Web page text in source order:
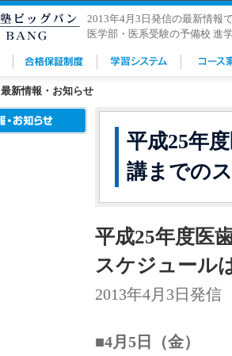
2013年4月3日発信の最新情報
医学部・医系受験の予備校 進
最新情報・お知らせ
平成25年
講までの
平成25年度医
スケジュール
2013年4月3日発信
■4月5日（金）